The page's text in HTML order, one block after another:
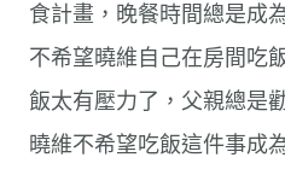
食計畫，晚餐時間總是成
不希望曉維自己在房間吃
飯太有壓力了，父親總是
曉維不希望吃飯這件事成